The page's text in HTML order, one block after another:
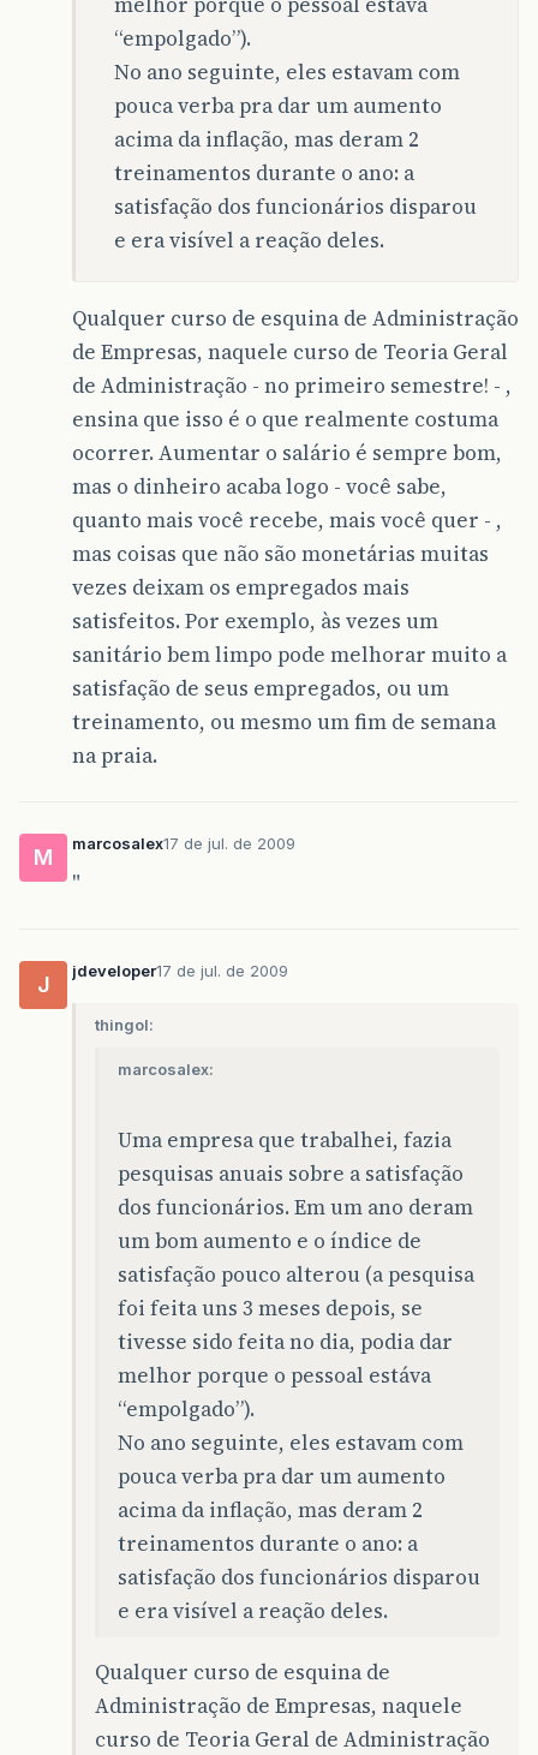
“empolgado”).
No ano seguinte, eles estavam com
pouca verba pra dar um aumento
acima da inflação, mas deram 2
treinamentos durante o ano: a
satisfação dos funcionários disparou
e era visível a reação deles.
Qualquer curso de esquina de Administração
de Empresas, naquele curso de Teoria Geral
de Administração - no primeiro semestre! - ,
ensina que isso é o que realmente costuma
ocorrer. Aumentar o salário é sempre bom,
mas o dinheiro acaba logo - você sabe,
quanto mais você recebe, mais você quer - ,
mas coisas que não são monetárias muitas
vezes deixam os empregados mais
satisfeitos. Por exemplo, às vezes um
sanitário bem limpo pode melhorar muito a
satisfação de seus empregados, ou um
treinamento, ou mesmo um fim de semana
na praia.
M
marcosalex17 de jul. de 2009
"
J
jdeveloper17 de jul. de 2009
thingol:
marcosalex:
Uma empresa que trabalhei, fazia
pesquisas anuais sobre a satisfação
dos funcionários. Em um ano deram
um bom aumento e o índice de
satisfação pouco alterou (a pesquisa
foi feita uns 3 meses depois, se
tivesse sido feita no dia, podia dar
melhor porque o pessoal estáva
“empolgado”).
No ano seguinte, eles estavam com
pouca verba pra dar um aumento
acima da inflação, mas deram 2
treinamentos durante o ano: a
satisfação dos funcionários disparou
e era visível a reação deles.
Qualquer curso de esquina de
Administração de Empresas, naquele
curso de Teoria Geral de Administração